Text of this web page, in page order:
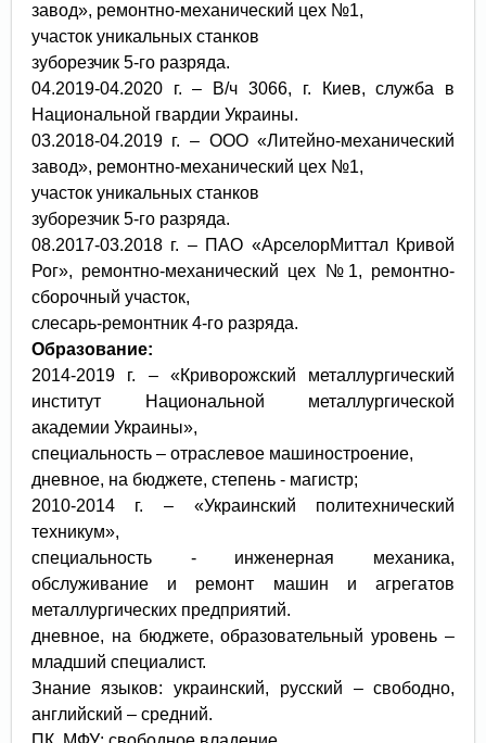
завод», ремонтно-механический цех №1,
участок уникальных станков
зуборезчик 5-го разряда.
04.2019-04.2020 г. – В/ч 3066, г. Киев, служба в
Национальной гвардии Украины.
03.2018-04.2019 г. – ООО «Литейно-механический
завод», ремонтно-механический цех №1,
участок уникальных станков
зуборезчик 5-го разряда.
08.2017-03.2018 г. – ПАО «АрселорМиттал Кривой
Рог», ремонтно-механический цех №1, ремонтно-
сборочный участок,
слесарь-ремонтник 4-го разряда.
Образование:
2014-2019 г. – «Криворожский металлургический
институт Национальной металлургической
академии Украины»,
специальность – отраслевое машиностроение,
дневное, на бюджете, степень - магистр;
2010-2014 г. – «Украинский политехнический
техникум»,
специальность - инженерная механика,
обслуживание и ремонт машин и агрегатов
металлургических предприятий.
дневное, на бюджете, образовательный уровень –
младший специалист.
Знание языков: украинский, русский – свободно,
английский – средний.